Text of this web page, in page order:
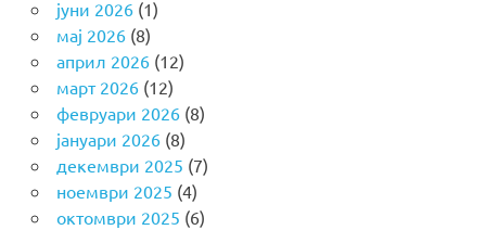
јуни 2026(1)
мај 2026(8)
април 2026(12)
март 2026(12)
февруари 2026(8)
јануари 2026(8)
декември 2025 (7)
ноември 2025 (4)
октомври 2025 (6)